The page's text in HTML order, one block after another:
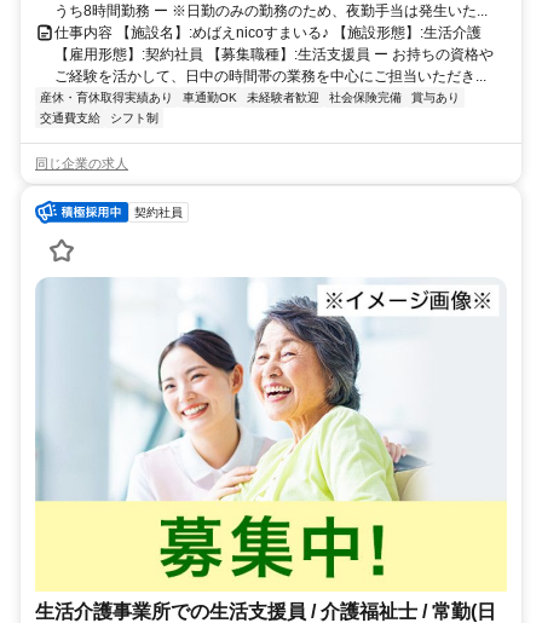
うち8時間勤務 ー ※日勤のみの勤務のため、夜勤手当は発生いた...
仕事内容 【施設名】:めばえnicoすまいる♪ 【施設形態】:生活介護
【雇用形態】:契約社員 【募集職種】:生活支援員 ー お持ちの資格や
ご経験を活かして、日中の時間帯の業務を中心にご担当いただき...
産休・育休取得実績あり 車通勤OK 未経験者歓迎 社会保険完備
賞与あり
交通費支給
シフト制
同じ企業の求人
契約社員
生活介護事業所での生活支援員 / 介護福祉士 / 常勤(日